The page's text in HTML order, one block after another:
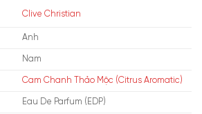
Clive Christian
Anh
Nam
Cam Chanh Thảo Mộc (Citrus Aromatic)
Eau De Parfum (EDP)